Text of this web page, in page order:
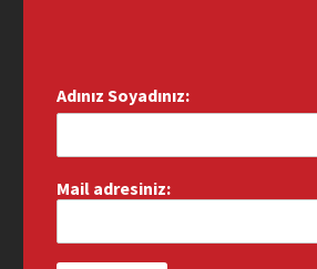
Adınız Soyadınız:
Mail adresiniz: